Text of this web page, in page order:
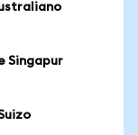
Singapur